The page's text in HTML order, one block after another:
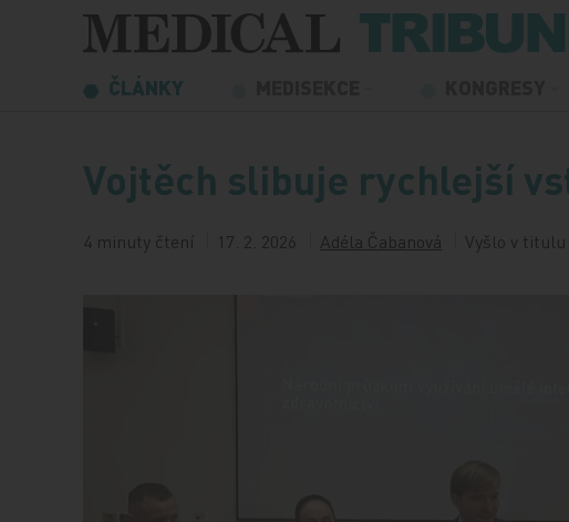
Přeskočit na obsah
ČLÁNKY
Vojtěch slibuje rychlejší
4 minuty čtení 17. 2. 2026 Adéla Čabanová Vyšlo v titulu